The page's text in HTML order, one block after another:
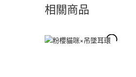
相關商品